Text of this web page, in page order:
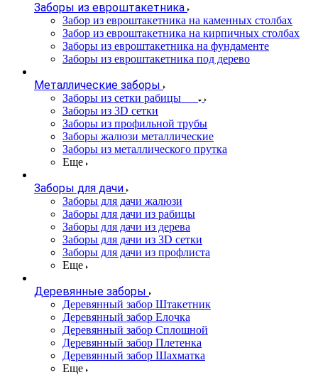
Заборы из евроштакетника
Забор из евроштакетника на каменных столбах
Забор из евроштакетника на кирпичных столбах
Заборы из евроштакетника на фундаменте
Заборы из евроштакетника под дерево
Металлические заборы
Заборы из сетки рабицы
Заборы из 3D сетки
Заборы из профильной трубы
Заборы жалюзи металлические
Заборы из металлического прутка
Еще
Заборы для дачи
Заборы для дачи жалюзи
Заборы для дачи из рабицы
Заборы для дачи из дерева
Заборы для дачи из 3D сетки
Заборы для дачи из профлиста
Еще
Деревянные заборы
Деревянный забор Штакетник
Деревянный забор Елочка
Деревянный забор Сплошной
Деревянный забор Плетенка
Деревянный забор Шахматка
Еще